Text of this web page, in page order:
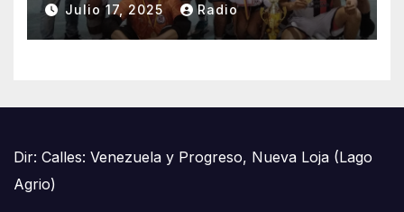
Julio 17, 2025 Radio
Dir: Calles: Venezuela y Progreso, Nueva Loja (Lago
Agrio)